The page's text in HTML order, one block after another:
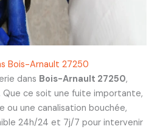
Bois-Arnault 27250
dans Bois-Arnault 27250,
ce soit une fuite importante,
ou une canalisation bouchée,
24h/24 et 7j/7 pour intervenir